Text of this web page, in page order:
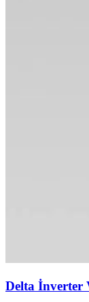
Delta İnverter